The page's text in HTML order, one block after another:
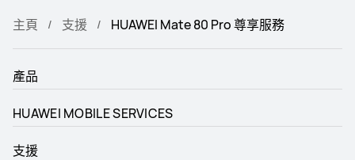
主頁 支援 HUAWEI Mate 80 Pro 尊享服務
產品
HUAWEI MOBILE SERVICES
支援